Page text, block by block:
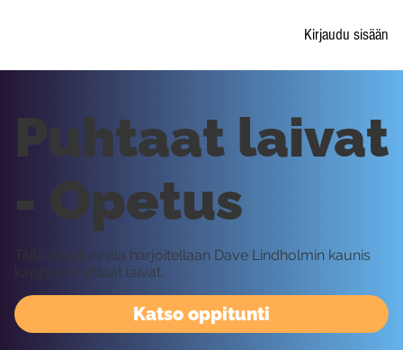
Kirjaudu sisään
Katso oppitunti
Puhtaat laivat
- Opetus
Tällä oppitunnilla harjoitellaan Dave Lindholmin kaunis
kappale Puhtaat laivat.